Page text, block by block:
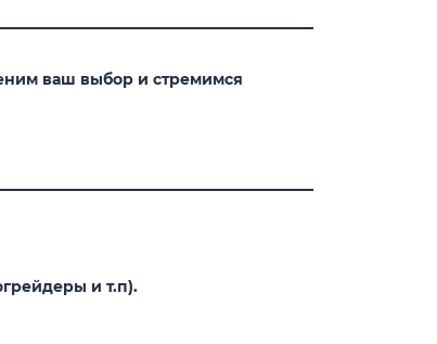
ваш выбор и стремимся
и т.п).